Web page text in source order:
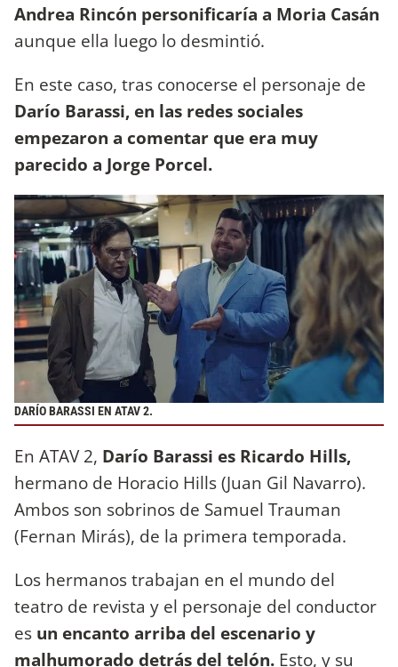
Andrea Rincón personificaría a Moria Casán
aunque ella luego lo desmintió.
En este caso, tras conocerse el personaje de
Darío Barassi, en las redes sociales
empezaron a comentar que era muy
parecido a Jorge Porcel.
DARÍO BARASSI EN ATAV 2.
En ATAV 2, Darío Barassi es Ricardo Hills,
hermano de Horacio Hills (Juan Gil Navarro).
Ambos son sobrinos de Samuel Trauman
(Fernan Mirás), de la primera temporada.
Los hermanos trabajan en el mundo del
teatro de revista y el personaje del conductor
es un encanto arriba del escenario y
malhumorado detrás del telón. Esto, y su